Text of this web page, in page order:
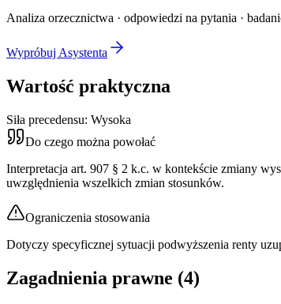
Analiza orzecznictwa · odpowiedzi na pytania ·
Wypróbuj Asystenta
Wartość praktyczna
Siła precedensu: Wysoka
Do czego można powołać
Interpretacja art. 907 § 2 k.c. w kontekście zmiany
uwzględnienia wszelkich zmian stosunków.
Ograniczenia stosowania
Dotyczy specyficznej sytuacji podwyższenia renty
Zagadnienia prawne (4)